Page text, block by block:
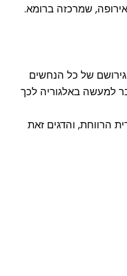
שמרכזה ברומא.
של כל הנחשים
למעשה באלגוריה לכך
הרווחת, והדגים זאת